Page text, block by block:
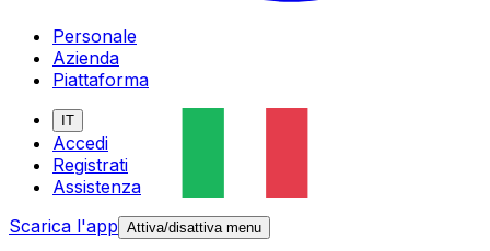
Personale
Azienda
Piattaforma
IT
Accedi
Registrati
Assistenza
Scarica l'app Attiva/disattiva menu